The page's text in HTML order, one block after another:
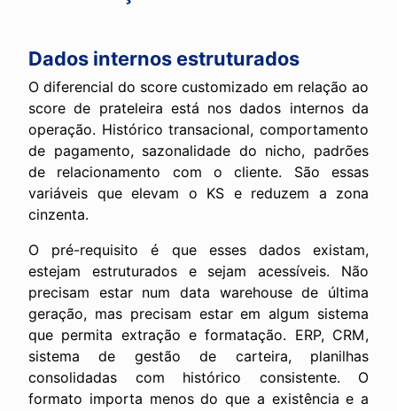
Dados internos estruturados
O diferencial do score customizado em relação ao
score de prateleira está nos dados internos da
operação. Histórico transacional, comportamento
de pagamento, sazonalidade do nicho, padrões
de relacionamento com o cliente. São essas
variáveis que elevam o KS e reduzem a zona
cinzenta.
O pré-requisito é que esses dados existam,
estejam estruturados e sejam acessíveis. Não
precisam estar num data warehouse de última
geração, mas precisam estar em algum sistema
que permita extração e formatação. ERP, CRM,
sistema de gestão de carteira, planilhas
consolidadas com histórico consistente. O
formato importa menos do que a existência e a